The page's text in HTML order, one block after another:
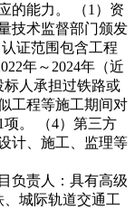
的能力。 （1）资
技术监督部门颁发
证范围包含工程
年～2024年（近
标人承担过铁路或
工程等施工期间对
。 （4）第三方
计、施工、监理等
负责人：具有高级
城际轨道交通工